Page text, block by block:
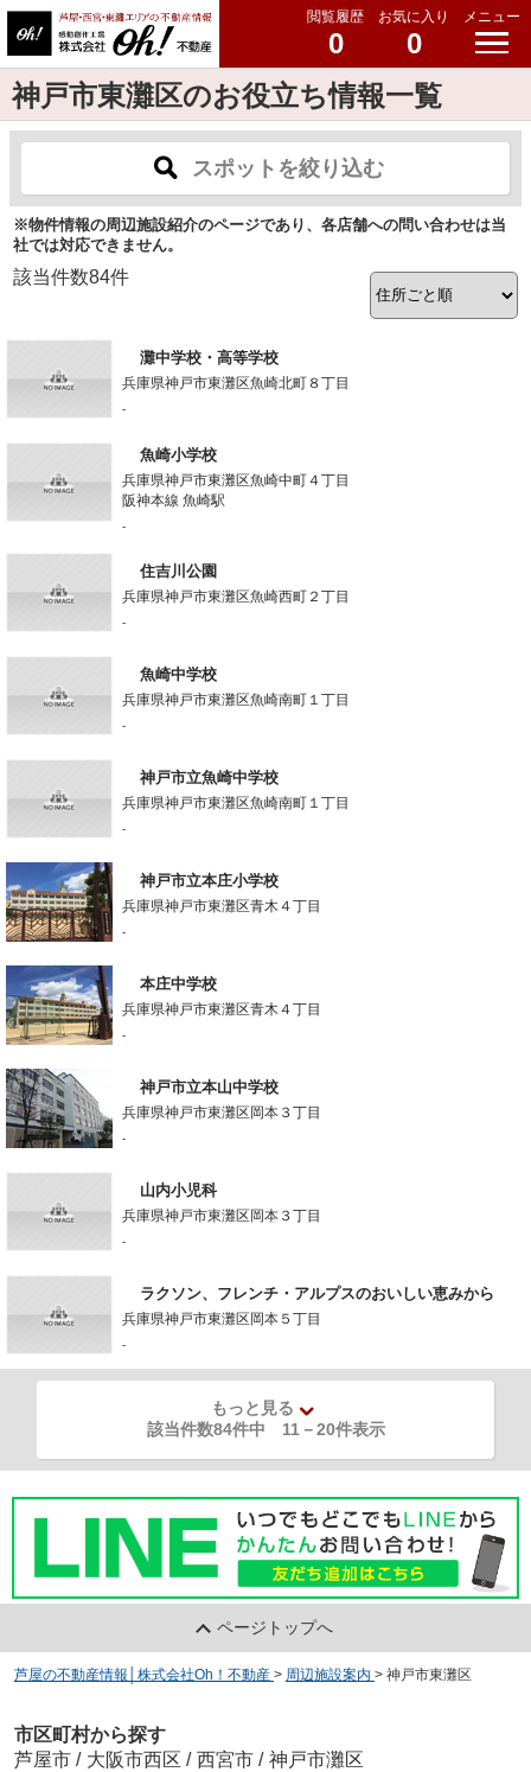
閲覧履歴
0
お気に入り
0
メニュー
神戸市東灘区のお役立ち情報一覧
スポットを絞り込む
※物件情報の周辺施設紹介のページであり、各店舗への問い合わせは当
社では対応できません。
該当件数84件
灘中学校・高等学校
兵庫県神戸市東灘区魚崎北町８丁目
-
魚崎小学校
兵庫県神戸市東灘区魚崎中町４丁目
阪神本線 魚崎駅
-
住吉川公園
兵庫県神戸市東灘区魚崎西町２丁目
-
魚崎中学校
兵庫県神戸市東灘区魚崎南町１丁目
-
神戸市立魚崎中学校
兵庫県神戸市東灘区魚崎南町１丁目
-
神戸市立本庄小学校
兵庫県神戸市東灘区青木４丁目
-
本庄中学校
兵庫県神戸市東灘区青木４丁目
-
神戸市立本山中学校
兵庫県神戸市東灘区岡本３丁目
-
山内小児科
兵庫県神戸市東灘区岡本３丁目
-
ラクソン、フレンチ・アルプスのおいしい恵みから
兵庫県神戸市東灘区岡本５丁目
-
もっと見る
該当件数84件中 11 －20件表示
ページトップへ
芦屋の不動産情報│株式会社Oh！不動産 > 周辺施設案内 > 神戸市東灘区
市区町村から探す
芦屋市 / 大阪市西区 / 西宮市 / 神戸市灘区